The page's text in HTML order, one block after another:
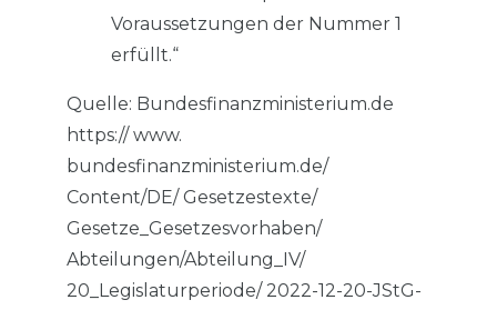
Voraussetzungen der Nummer 1
erfüllt.“
Quelle: Bundesfinanzministerium.de
https:// www.
bundesfinanzministerium.de/
Content/DE/ Gesetzestexte/
Gesetze_Gesetzesvorhaben/
Abteilungen/Abteilung_IV/
20_Legislaturperiode/ 2022-12-20-JStG-